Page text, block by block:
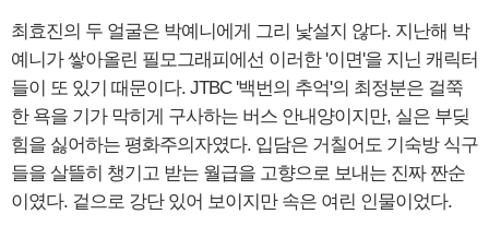
최효진의 두 얼굴은 박예니에게 그리 낯설지 않다. 지난해 박
예니가 쌓아올린 필모그래피에선 이러한 '이면'을 지닌 캐릭터
들이 또 있기 때문이다. JTBC '백번의 추억'의 최정분은 걸쭉
한 욕을 기가 막히게 구사하는 버스 안내양이지만, 실은 부딪
힘을 싫어하는 평화주의자였다. 입담은 거칠어도 기숙방 식구
들을 살뜰히 챙기고 받는 월급을 고향으로 보내는 진짜 짠순
이였다. 겉으로 강단 있어 보이지만 속은 여린 인물이었다.